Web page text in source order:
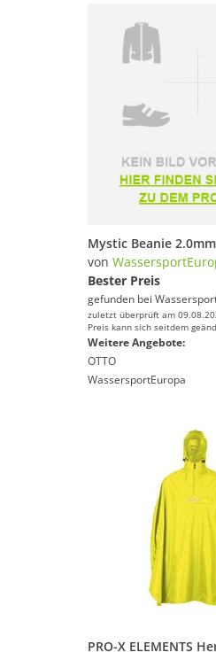
von
Bester Preis
gefunden bei
zuletzt überprüft am
Preis kann sich seitdem
Weitere Angebote:
OTTO
WassersportEuropa